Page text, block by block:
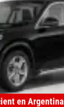
en Argentina